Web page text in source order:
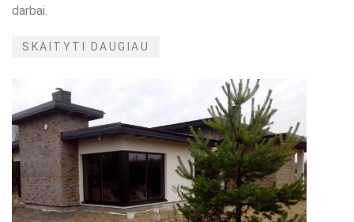
darbai.
SKAITYTI DAUGIAU